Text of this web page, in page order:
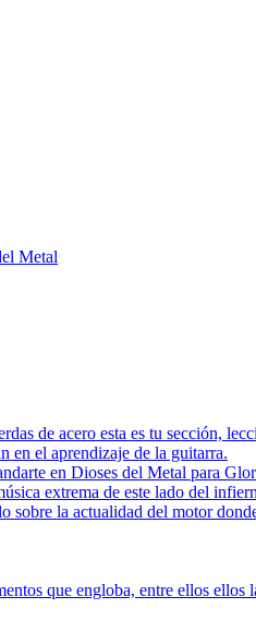
Metal
de acero esta es tu sección,
en el aprendizaje de la guitarra.
en Dioses del Metal para
extrema de este lado del
sobre la actualidad del motor
que engloba, entre ellos ellos